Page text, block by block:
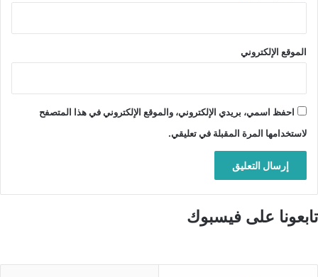
الموقع الإلكتروني
احفظ اسمي، بريدي الإلكتروني، والموقع الإلكتروني في هذا المتصفح
لاستخدامها المرة المقبلة في تعليقي.
تابعونا على فيسبوك